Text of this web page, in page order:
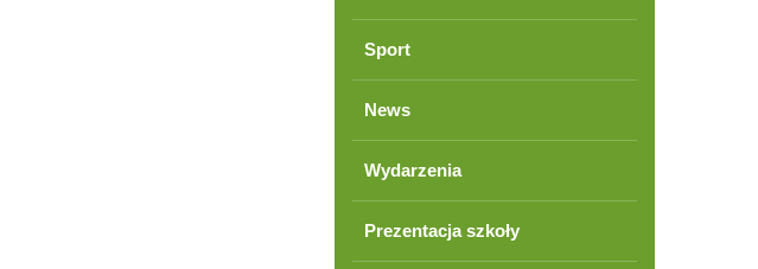
Sport
News
Wydarzenia
Prezentacja szkoły